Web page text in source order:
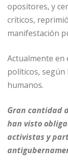
opositores, y
críticos,
manifestación
Actualmente en
políticos, según
humanos.
Gran cantidad
han visto
activistas y